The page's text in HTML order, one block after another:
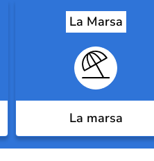
La Marsa
La marsa